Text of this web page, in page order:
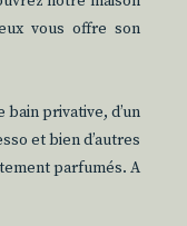
vous offre son
privative, d’un
et bien d’autres
parfumés. A